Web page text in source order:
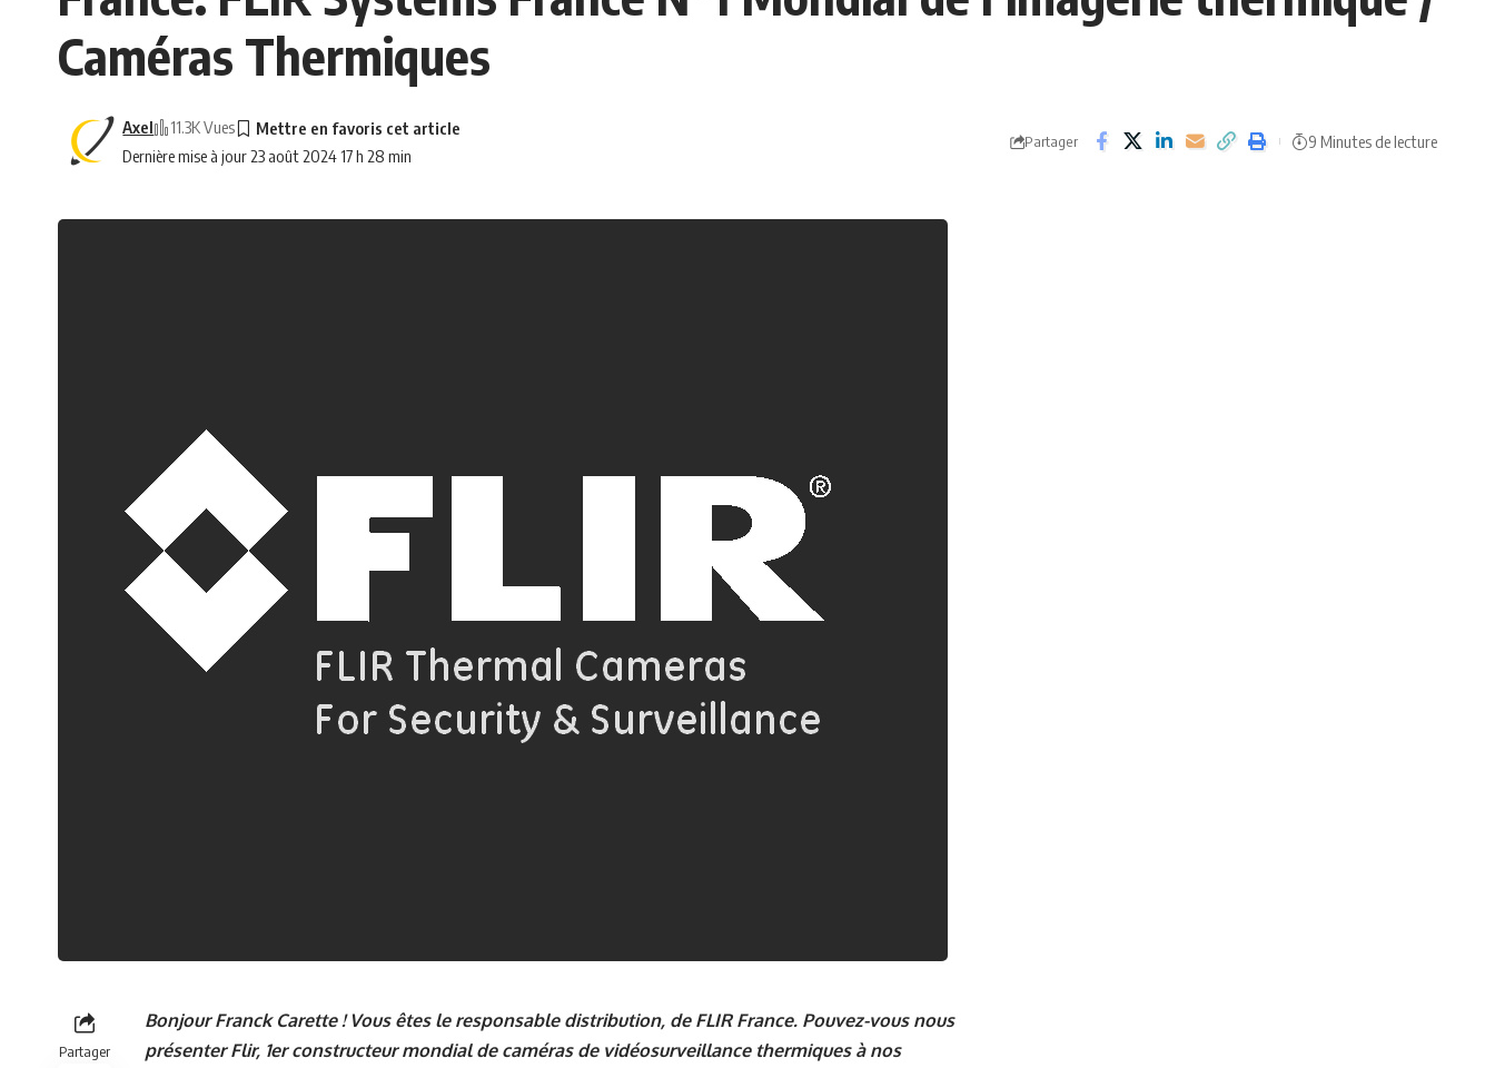
Caméras Thermiques
Dernière mise à jour 23 août 2024 17 h 28 min
Axel 11.3K Vues
Partager 9 Minutes de lecture
Partager
Bonjour Franck Carette ! Vous êtes le responsable distribution, de FLIR France. Pouvez-vous nous
présenter Flir, 1er constructeur mondial de caméras de vidéosurveillance thermiques à nos